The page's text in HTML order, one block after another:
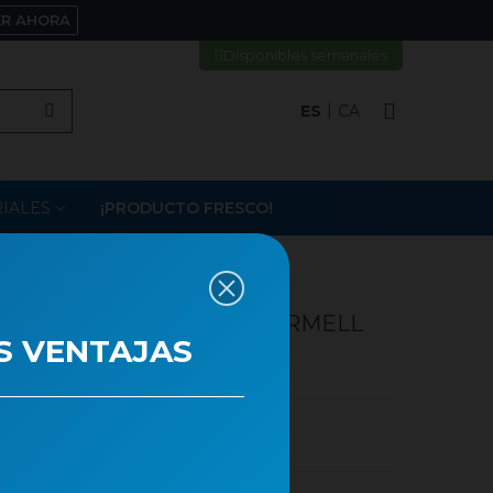
AHORA
ES CA
¡PRODUCTO FRESCO!
VERMELLES-VERMELL
VENTAJAS